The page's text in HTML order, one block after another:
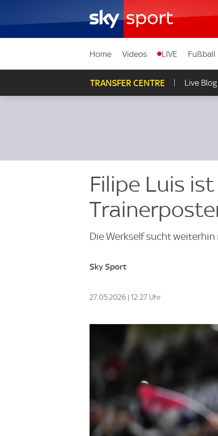
Home Videos LIVE Fußball
TRANSFER CENTRE Live Blog
Filipe Luis
Die Werkself sucht
Sky Sport
27.05.2026 | 12:27 Uhr